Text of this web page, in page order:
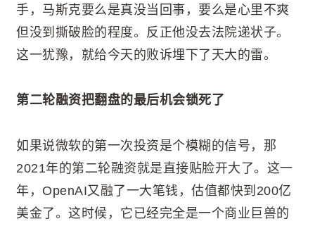
手，马斯克要么是真没当回事，要么是心里不爽
但没到撕破脸的程度。反正他没去法院递状子。
这一犹豫，就给今天的败诉埋下了天大的雷。
第二轮融资把翻盘的最后机会锁死了
如果说微软的第一次投资是个模糊的信号，那
2021年的第二轮融资就是直接贴脸开大了。这一
年，OpenAI又融了一大笔钱，估值都快到200亿
美金了。这时候，它已经完全是一个商业巨兽的